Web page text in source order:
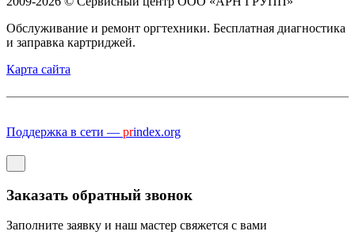
Обслуживание и ремонт оргтехники. Бесплатная диагностика
и заправка картриджей.
Карта сайта
Поддержка в сети — prindex.org
Заказать обратный звонок
Заполните заявку и наш мастер свяжется с вами